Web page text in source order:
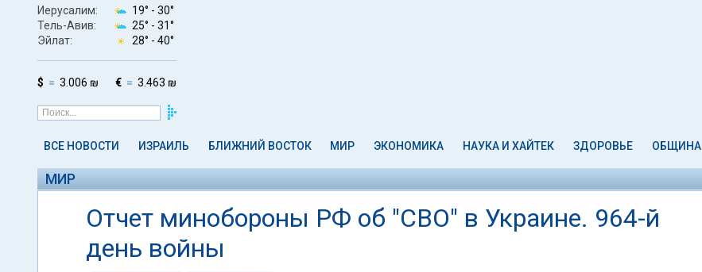
Иерусалим: 19° - 30°
Тель-Авив:
25° - 31°
Эйлат:
28° - 40°
$ 3.006 ₪ € 3.463 ₪
ВСЕ НОВОСТИ ИЗРАИЛЬ БЛИЖНИЙ ВОСТОК МИР ЭКОНОМИКА НАУКА И ХАЙТЕК ЗДОРОВЬЕ ОБЩИНА
МИР
Отчет минобороны РФ об "СВО" в Украине. 964-й
день войны